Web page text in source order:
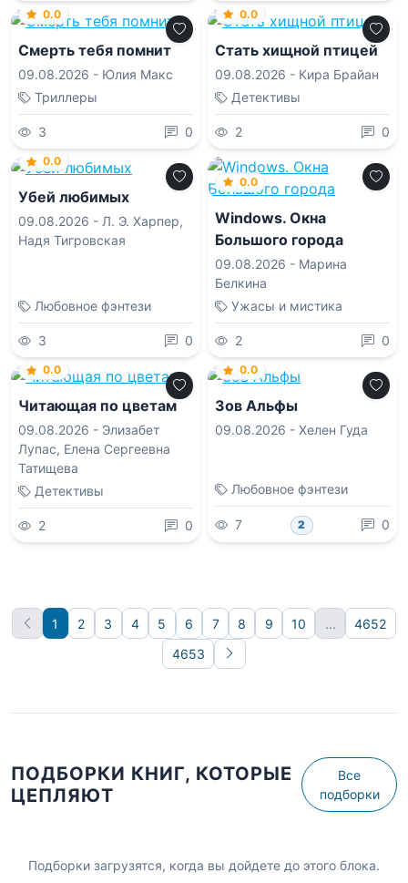
0.0
Смерть тебя помнит
09.08.2026 - Юлия Макс
Триллеры
3 0
0.0
Стать хищной птицей
09.08.2026 - Кира Брайан
Детективы
2 0
0.0
Убей любимых
09.08.2026 - Л. Э. Харпер,
Надя Тигровская
Любовное фэнтези
3 0
0.0
Windows. Окна
Большого города
09.08.2026 - Марина
Белкина
Ужасы и мистика
2 0
0.0
Читающая по цветам
09.08.2026 - Элизабет
Лупас, Елена Сергеевна
Татищева
Детективы
2 0
0.0
Зов Альфы
09.08.2026 - Хелен Гуда
Любовное фэнтези
7 2 0
1 2 3 4 5 6 7 8 9 10 ...
4652
4653
Вперёд
ПОДБОРКИ КНИГ, КОТОРЫЕ
ЦЕПЛЯЮТ
Все
подборки
Подборки загрузятся, когда вы дойдете до этого блока.